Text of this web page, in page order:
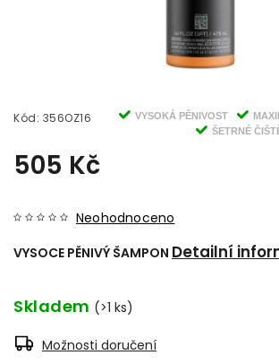
Kód: 356OZ16 VYSOKÁ PĚNIVOST
ŠETRNÉ
505 Kč
Neohodnoceno
VYSOCE PĚNIVÝ ŠAMPON Detailní
Skladem (>1 ks)
Možnosti doručení